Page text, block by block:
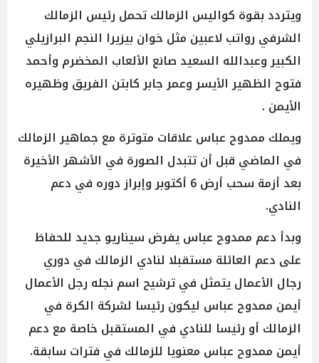
ويتردد بقوة كواليس الزمالك تحمل رئيس الزمالك
الشرفي رواتب لاعبين مثل خوان بيزيرا النجم البرازيلي
الكبير وعبدالله السعيد صانع الألعاب المخضرم وأحمد
فتوح الظهير الأيسر وعمر جابر كابتن الفريق وظهيره
الأيمن .
ويملك ممدوح عباس علاقات متوترة مع جماهير الزمالك
في الماضي قبل أن تتبدل الصورة في الأشهر الأخيرة
بعد أزمة سحب أرض 6 أكتوبر وإبراز دوره في دعم
النادي.
وبدأ دعم ممدوح عباس يفرض سيناريو جديد للحفاظ
على دعم العائلة مستقبلا لنادي الزمالك في دوري
رجال الأعمال يتمثل في ترشيح اسم نجله رجل الأعمال
أيمن ممدوح عباس ليكون رئيسا لشركة الكرة في
الزمالك أو رئيسا للنادي في المستقبل خاصة مع دعم
أيمن ممدوح عباس معنويا للزمالك في فترات سابقة.